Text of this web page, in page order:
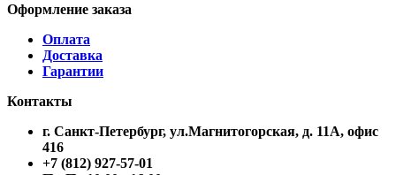
Оформление заказа
Оплата
Доставка
Гарантии
Контакты
г. Санкт-Петербург, ул.Магнитогорская, д. 11А, офис
416
+7 (812) 927-57-01